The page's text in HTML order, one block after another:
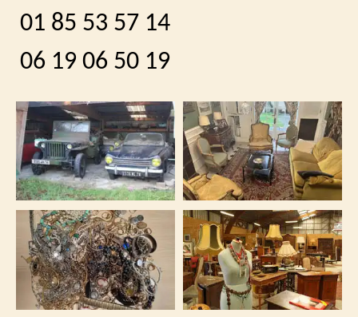
01 85 53 57 14
06 19 06 50 19